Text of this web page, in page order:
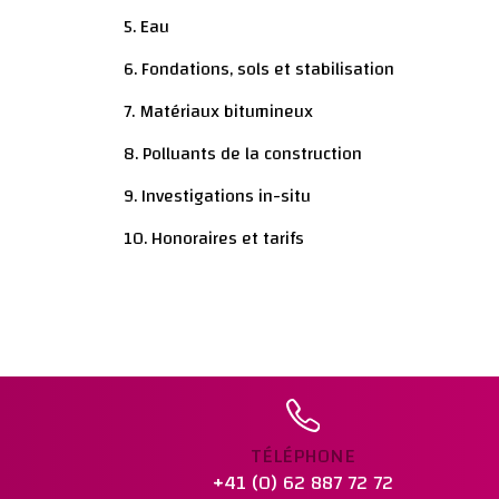
5. Eau
6. Fondations, sols et stabilisation
7. Matériaux bitumineux
8. Polluants de la construction
9. Investigations in-situ
10. Honoraires et tarifs
TÉLÉPHONE
+41 (0) 62 887 72 72